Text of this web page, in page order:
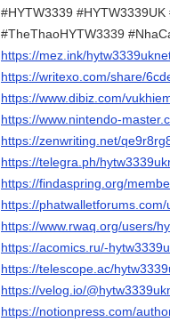
#HYTW3339
#TheThaoHYTW3339
https://mez.ink/
https://writexo.com/share/
https://www.dibiz.com/
https://www.nintendo-
https://zenwriting.net/
https://telegra.ph/
https://findaspring.org/
https://
https://www.rwaq.org/users/
https://acomics.ru/-
https://telescope.ac/
https://velog.io/
https://notionpress.com/